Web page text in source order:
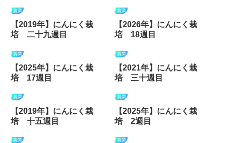
農業
【2019年】にんにく栽
培 二十九週目
農業
【2026年】にんにく栽
培 18週目
農業
【2025年】にんにく栽
培 17週目
農業
【2021年】にんにく栽
培 三十週目
農業
【2019年】にんにく栽
培 十五週目
農業
【2025年】にんにく栽
培 2週目
農業 農業